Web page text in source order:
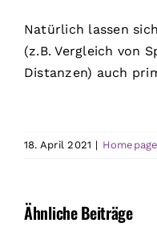
Natürlich lassen
(z.B. Vergleich von
Distanzen) auch
18. April 2021 | Homepage
Ähnliche Beiträge